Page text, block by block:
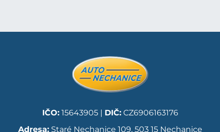
IČO:15643905 | DIČ:CZ6906163176
Adresa:Staré Nechanice 109, 503 15 Nechanice